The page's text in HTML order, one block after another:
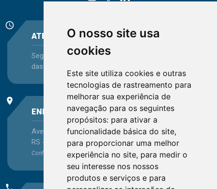
O nosso site usa
cookies
Este site utiliza cookies e outras
tecnologias de rastreamento para
melhorar sua experiência de
navegação para os seguintes
propósitos: para ativar a
funcionalidade básica do site,
para proporcionar uma melhor
experiência no site, para medir o
seu interesse nos nossos
produtos e serviços e para
schedule
ATENDIMENTO
Segunda-feira a Sexta-feira - das 08:30 às 12:15 e
das 13:30 às 16:45
place
ENDEREÇO
Avenida Itaqui, 45, Bairro Petrópolis, Porto Alegre -
RS - CEP 90460-140
Confira as demaislocalizações no Estado